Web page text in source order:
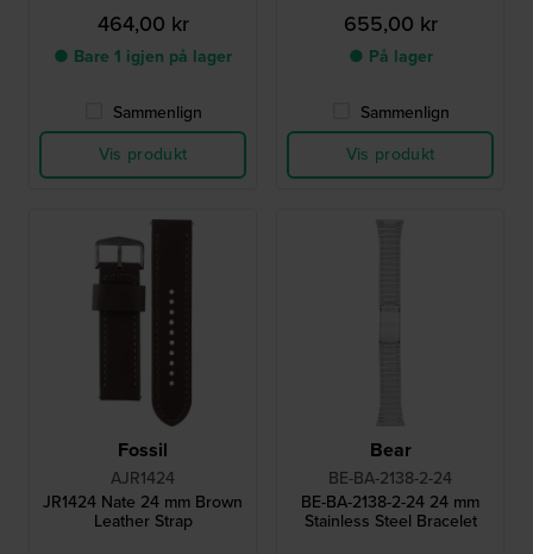
464,00 kr
● Bare 1 igjen på lager
Sammenlign
Vis produkt
655,00 kr
● På lager
Sammenlign
Vis produkt
Fossil
AJR1424
JR1424 Nate 24 mm Brown
Leather Strap
Bear
BE-BA-2138-2-24
BE-BA-2138-2-24 24 mm
Stainless Steel Bracelet